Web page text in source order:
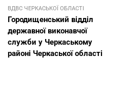
ВДВС ЧЕРКАСЬКОЇ ОБЛАСТІ
Городищенський відділ
державної виконавчої
служби у Черкаському
районі Черкаської області